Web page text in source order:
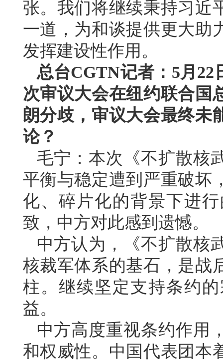
张。我们将继续秉持习近
一道，为和谈提供更大助
发挥建设性作用。
总台CGTN记者：5月
次审议大会在纽约联合国
朗分歧，审议大会最终未
论？
毛宁：本次《不扩散核
平衡与稳定遭到严重破坏
化、碎片化的背景下进
致，中方对此感到遗憾。
中方认为，《不扩散核
核裁军体系的基石，是战
柱。继续坚定支持条约
益。
中方高度重视条约作用
和权威性。中国代表团本